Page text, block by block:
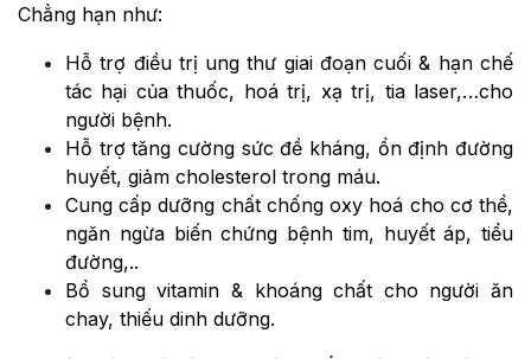
Chẳng hạn như:
Hỗ trợ điều trị ung thư giai đoạn cuối & hạn chế
tác hại của thuốc, hoá trị, xạ trị, tia laser,…cho
người bệnh.
Hỗ trợ tăng cường sức đề kháng, ổn định đường
huyết, giảm cholesterol trong máu.
Cung cấp dưỡng chất chống oxy hoá cho cơ thể,
ngăn ngừa biến chứng bệnh tim, huyết áp, tiểu
đường,..
Bổ sung vitamin & khoáng chất cho người ăn
chay, thiếu dinh dưỡng.